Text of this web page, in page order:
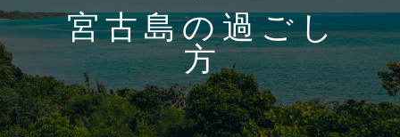
宮古島の過ごし
方